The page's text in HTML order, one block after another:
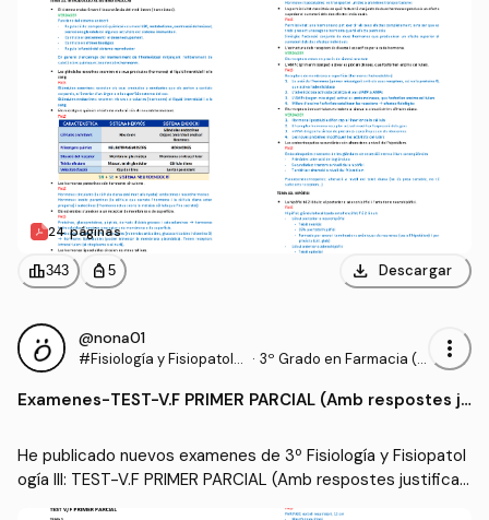
24 páginas
leaderboard343 personal_bag 5 download Descargar
@nona01
#Fisiología y Fisiopatolo · 3º Grado en Farmacia (U
more_vert
Examenes-TEST-V.F PRIMER PARCIAL (Amb respostes ju
He publicado nuevos examenes de 3º Fisiología y Fisiopatol
ogía III: TEST-V.F PRIMER PARCIAL (Amb respostes justificad
es).pdf